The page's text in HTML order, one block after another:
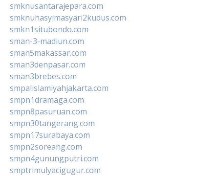
smknusantarajepara.com
smknuhasyimasyari2kudus.com
smkn1situbondo.com
sman-3-madiun.com
sman5makassar.com
sman3denpasar.com
sman3brebes.com
smpalislamiyahjakarta.com
smpn1dramaga.com
smpn8pasuruan.com
smpn30tangerang.com
smpn17surabaya.com
smpn2soreang.com
smpn4gunungputri.com
smptrimulyacigugur.com